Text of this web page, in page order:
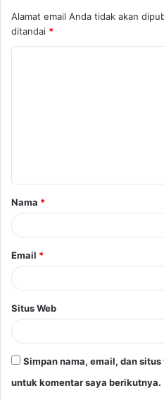
Alamat email Anda tidak akan
ditandai *
Nama *
Email *
Situs Web
Simpan nama, email, dan
untuk komentar saya berikutnya.